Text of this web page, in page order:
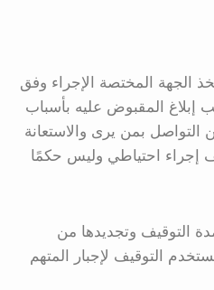
الجهة المختصة الإجراء وفق
إبلاغ المقبوض عليه بأسباب
التواصل بمن يرى والاستعانة
إجراء احتياطي وليس حكمًا
التوقيف وتجديدها من
التوقيف لإجبار المتهم